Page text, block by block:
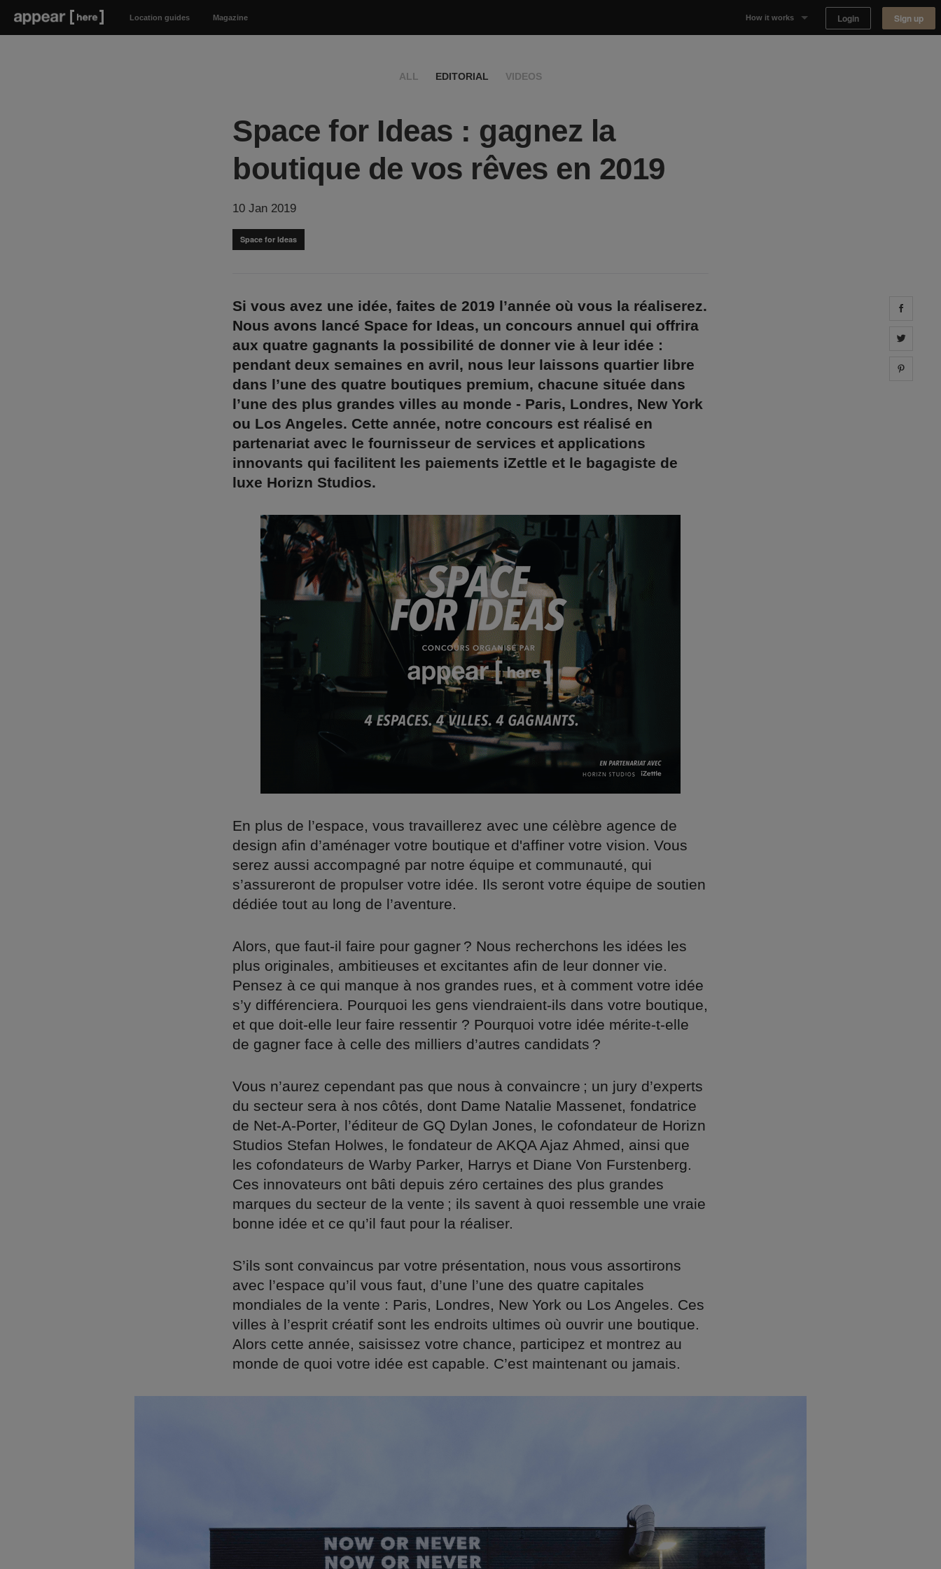
Location guides Magazine How it works Login Sign up
ALL EDITORIAL VIDEOS
Space for Ideas : gagnez la
boutique de vos rêves en 2019
10 Jan 2019
Space for Ideas
Si vous avez une idée, faites de 2019 l’année où vous la réaliserez.
Nous avons lancé Space for Ideas, un concours annuel qui offrira
aux quatre gagnants la possibilité de donner vie à leur idée :
pendant deux semaines en avril, nous leur laissons quartier libre
dans l’une des quatre boutiques premium, chacune située dans
l’une des plus grandes villes au monde - Paris, Londres, New York
ou Los Angeles. Cette année, notre concours est réalisé en
partenariat avec le fournisseur de services et applications
innovants qui facilitent les paiements iZettle et le bagagiste de
luxe Horizn Studios.
En plus de l’espace, vous travaillerez avec une célèbre agence de
design afin d’aménager votre boutique et d'affiner votre vision. Vous
serez aussi accompagné par notre équipe et communauté, qui
s’assureront de propulser votre idée. Ils seront votre équipe de soutien
dédiée tout au long de l’aventure.
Alors, que faut-il faire pour gagner ? Nous recherchons les idées les
plus originales, ambitieuses et excitantes afin de leur donner vie.
Pensez à ce qui manque à nos grandes rues, et à comment votre idée
s’y différenciera. Pourquoi les gens viendraient-ils dans votre boutique,
et que doit-elle leur faire ressentir ? Pourquoi votre idée mérite-t-elle
de gagner face à celle des milliers d’autres candidats ?
Vous n’aurez cependant pas que nous à convaincre ; un jury d’experts
du secteur sera à nos côtés, dont Dame Natalie Massenet, fondatrice
de Net-A-Porter, l’éditeur de GQ Dylan Jones, le cofondateur de Horizn
Studios Stefan Holwes, le fondateur de AKQA Ajaz Ahmed, ainsi que
les cofondateurs de Warby Parker, Harrys et Diane Von Furstenberg.
Ces innovateurs ont bâti depuis zéro certaines des plus grandes
marques du secteur de la vente ; ils savent à quoi ressemble une vraie
bonne idée et ce qu’il faut pour la réaliser.
S’ils sont convaincus par votre présentation, nous vous assortirons
avec l’espace qu’il vous faut, d’une l’une des quatre capitales
mondiales de la vente : Paris, Londres, New York ou Los Angeles. Ces
villes à l’esprit créatif sont les endroits ultimes où ouvrir une boutique.
Alors cette année, saisissez votre chance, participez et montrez au
monde de quoi votre idée est capable. C’est maintenant ou jamais.